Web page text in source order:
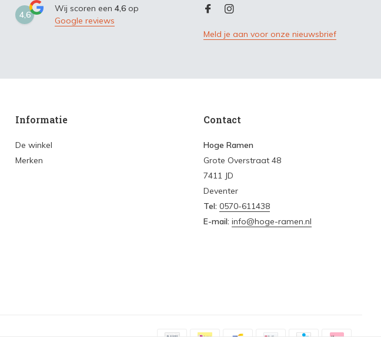
4,6
Wij scoren een 4,6 op
Google reviews
Meld je aan voor onze nieuwsbrief
Informatie
De winkel
Merken
Contact
Hoge Ramen
Grote Overstraat 48
7411 JD
Deventer
Tel: 0570-611438
E-mail: info@hoge-ramen.nl